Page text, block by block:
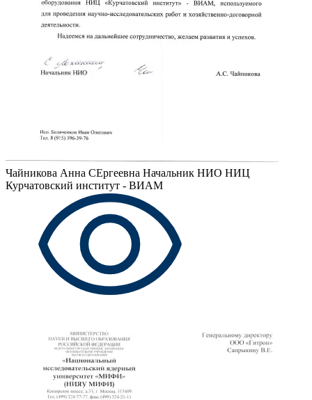
Чайникова Анна СЕргеевна Начальник НИО НИЦ
Курчатовский институт - ВИАМ